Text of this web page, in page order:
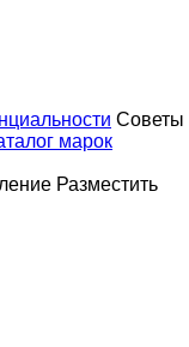
Советы
марок
Разместить